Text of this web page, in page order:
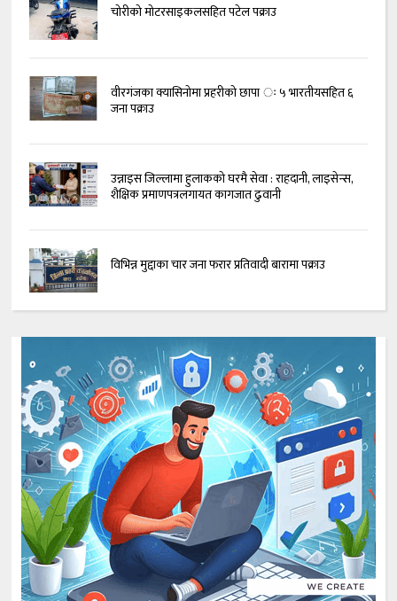
चोरीको मोटरसाइकलसहित पटेल पक्राउ
वीरगंजका क्यासिनोमा प्रहरीको छापा ः ५ भारतीयसहित ६
जना पक्राउ
उन्नाइस जिल्लामा हुलाकको घरमै सेवा : राहदानी, लाइसेन्स,
शैक्षिक प्रमाणपत्रलगायत कागजात ढुवानी
विभिन्न मुद्दाका चार जना फरार प्रतिवादी बारामा पक्राउ